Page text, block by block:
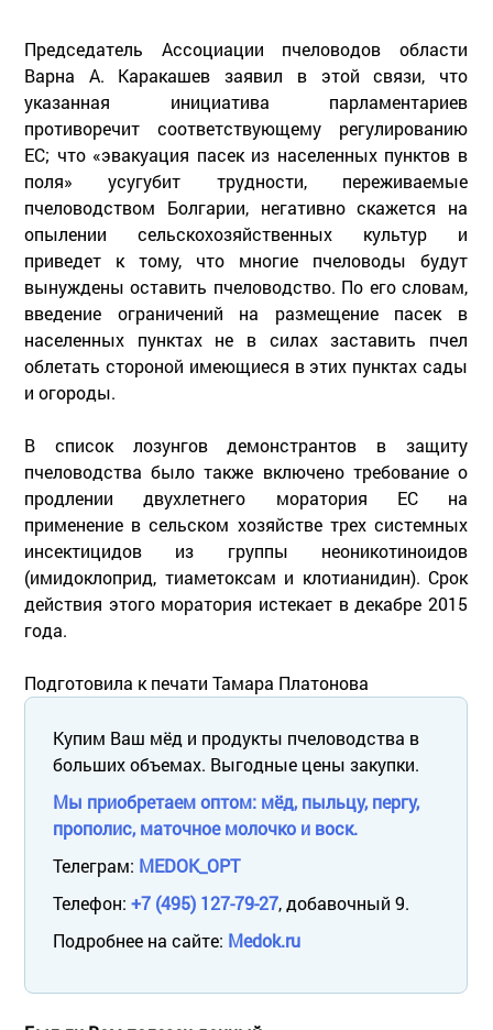
Председатель Ассоциации пчеловодов области
Варна А. Каракашев заявил в этой связи, что
указанная инициатива парламентариев
противоречит соответствующему регулированию
ЕС; что «эвакуация пасек из населенных пунктов в
поля» усугубит трудности, переживаемые
пчеловодством Болгарии, негативно скажется на
опылении сельскохозяйственных культур и
приведет к тому, что многие пчеловоды будут
вынуждены оставить пчеловодство. По его словам,
введение ограничений на размещение пасек в
населенных пунктах не в силах заставить пчел
облетать стороной имеющиеся в этих пунктах сады
и огороды.
В список лозунгов демонстрантов в защиту
пчеловодства было также включено требование о
продлении двухлетнего моратория ЕС на
применение в сельском хозяйстве трех системных
инсектицидов из группы неоникотиноидов
(имидоклоприд, тиаметоксам и клотианидин). Срок
действия этого моратория истекает в декабре 2015
года.
Подготовила к печати Тамара Платонова
Купим Ваш мёд и продукты пчеловодства в
больших объемах. Выгодные цены закупки.
Мы приобретаем оптом: мёд, пыльцу, пергу,
прополис, маточное молочко и воск.
Телеграм: MEDOK_OPT
Телефон: +7 (495) 127-79-27, добавочный 9.
Подробнее на сайте: Medok.ru